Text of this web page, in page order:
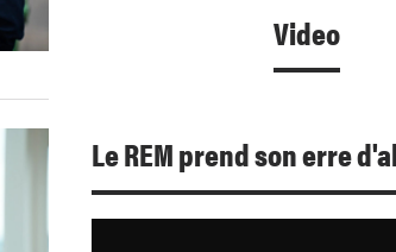
Video
Le REM prend son erre